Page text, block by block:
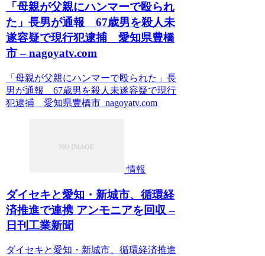
「母親が父親にハンマーで殴られ
た」長男が通報 67歳男を殺人未
遂容疑で現行犯逮捕 愛知県豊橋
市 – nagoyatv.com
「母親が父親にハンマーで殴られた」長
男が通報 67歳男を殺人未遂容疑で現行
犯逮捕 愛知県豊橋市 nagoyatv.com
情報
ダイセキと愛知・新城市、循環経
済推進で連携 アンモニアを回収 –
日刊工業新聞
ダイセキと愛知・新城市、循環経済推進